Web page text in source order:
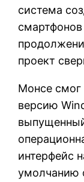
система
проект
Монсе смог
версию
интерфейс
умолчанию